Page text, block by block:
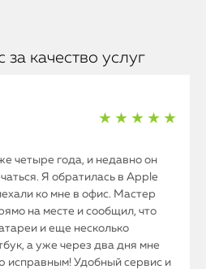
качество услуг
★ ★ ★ ★ ★
четыре года, и недавно он
Я обратилась в Apple
ко мне в офис. Мастер
на месте и сообщил, что
и еще несколько
а уже через два дня мне
исправным! Удобный сервис и